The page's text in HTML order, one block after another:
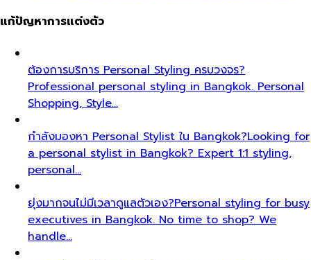
แก้ปัญหาการแต่งตัว
ต้องการบริการ Personal Styling ครบวงจร?
Professional personal styling in Bangkok. Personal
Shopping, Style…
กำลังมองหา Personal Stylist ใน Bangkok?Looking for
a personal stylist in Bangkok? Expert 1:1 styling,
personal…
ยุ่งมากจนไม่มีเวลาดูแลตัวเอง?Personal styling for busy
executives in Bangkok. No time to shop? We
handle…